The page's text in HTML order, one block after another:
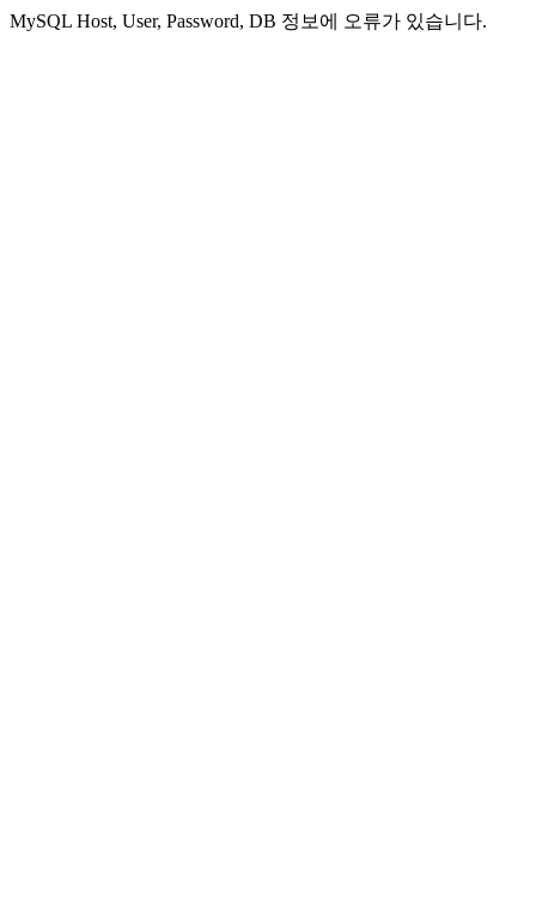
MySQL Host, User, Password, DB 정보에 오류가 있습니다.